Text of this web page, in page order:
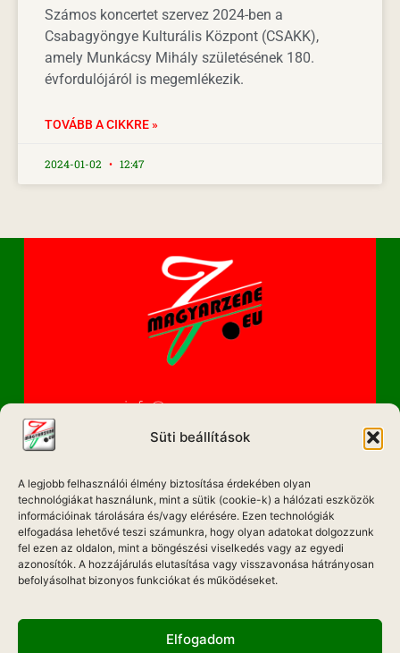
Süti beállítások
A legjobb felhasználói élmény biztosítása érdekében olyan
technológiákat használunk, mint a sütik (cookie-k) a hálózati eszközök
információinak tárolására és/vagy elérésére. Ezen technológiák
elfogadása lehetővé teszi számunkra, hogy olyan adatokat dolgozzunk
fel ezen az oldalon, mint a böngészési viselkedés vagy az egyedi
azonosítók. A hozzájárulás elutasítása vagy visszavonása hátrányosan
befolyásolhat bizonyos funkciókat és működéseket.
Elfogadom
Számos koncertet szervez 2024-ben a
Csabagyöngye Kulturális Központ (CSAKK),
amely Munkácsy Mihály születésének 180.
évfordulójáról is megemlékezik.
TOVÁBB A CIKKRE »
2024-01-02 12:47
info@magyarzene.eu
IMPRESSZUM
ETIKAI KÓDEX
MÉDIA AJÁNLAT
ADATKEZELÉSI NYILATKOZAT